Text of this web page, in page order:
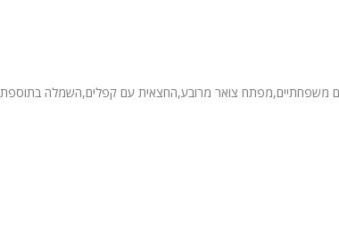
משפחתיים,מפתח צואר מרובע,החצאית עם קפלים,השמלה בתוספת